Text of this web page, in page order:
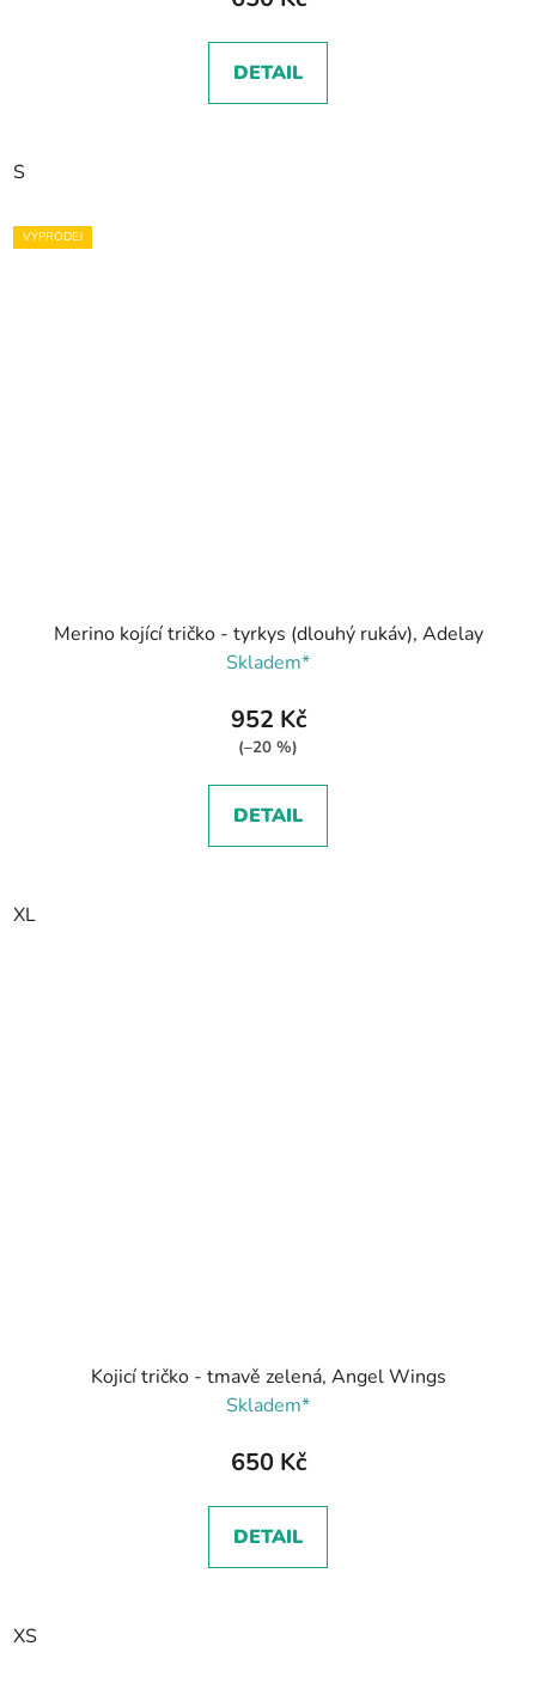
DETAIL
S
VÝPRODEJ
Merino kojící tričko - tyrkys (dlouhý rukáv), Adelay
Skladem*
952 Kč
(–20 %)
DETAIL
XL
Kojicí tričko - tmavě zelená, Angel Wings
Skladem*
650 Kč
DETAIL
XS